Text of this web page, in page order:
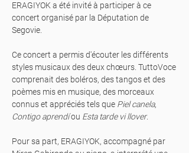
ERAGIYOK a été invité à participer à ce
concert organisé par la Députation de
Segovie.
Ce concert a permis d'écouter les différents
styles musicaux des deux chœurs. TuttoVoce
comprenait des boléros, des tangos et des
poèmes mis en musique, des morceaux
connus et appréciés tels que Piel canela,
Contigo aprendíou Esta tarde vi llover.
Pour sa part, ERAGIYOK, accompagné par